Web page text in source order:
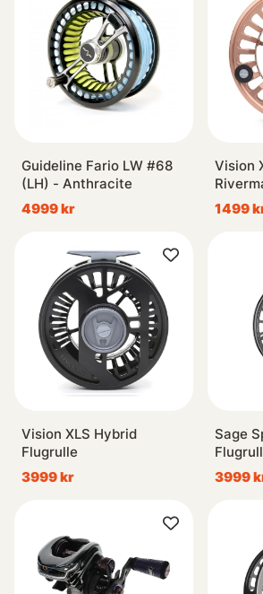
Guideline Fario LW #68
(LH) - Anthracite
4999 kr
Vision
1499
Vision XLS Hybrid
Flugrulle
3999 kr
Sage
3999